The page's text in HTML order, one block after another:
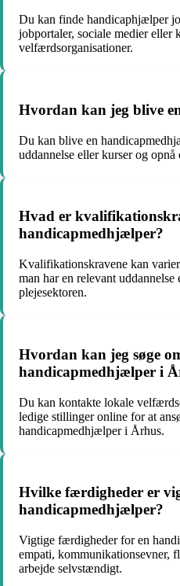
Du kan finde handicaphjælper
jobportaler, sociale medier eller
velfærdsorganisationer.
Hvordan kan jeg blive
Du kan blive en
uddannelse eller kurser og
Hvad er
handicapmedhjælper?
Kvalifikationskravene kan
man har en relevant
plejesektoren.
Hvordan kan jeg søge
handicapmedhjælper i
Du kan kontakte lokale
ledige stillinger online for at
handicapmedhjælper i Århus.
Hvilke færdigheder er
handicapmedhjælper?
Vigtige færdigheder for en
empati, kommunikationsevner,
arbejde selvstændigt.